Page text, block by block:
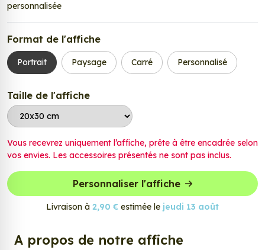
personnalisée
Format de l'affiche
Portrait Paysage Carré Personnalisé
Taille de l'affiche
Vous recevrez uniquement l’affiche, prête à être encadrée selon
vos envies. Les accessoires présentés ne sont pas inclus.
Personnaliser l'affiche
Livraison à 2,90 € estimée le jeudi 13 août
A propos de notre affiche